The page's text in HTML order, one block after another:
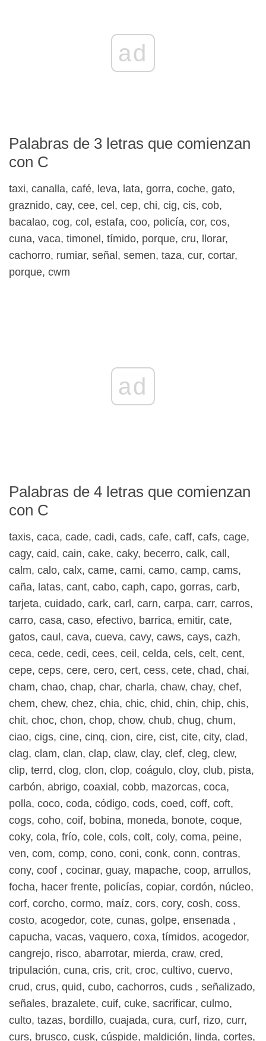
ad
Palabras de 3 letras que comienzan
con C
taxi, canalla, café, leva, lata, gorra, coche, gato,
graznido, cay, cee, cel, cep, chi, cig, cis, cob,
bacalao, cog, col, estafa, coo, policía, cor, cos,
cuna, vaca, timonel, tímido, porque, cru, llorar,
cachorro, rumiar, señal, semen, taza, cur, cortar,
porque, cwm
ad
Palabras de 4 letras que comienzan
con C
taxis, caca, cade, cadi, cads, cafe, caff, cafs, cage,
cagy, caid, cain, cake, caky, becerro, calk, call,
calm, calo, calx, came, cami, camo, camp, cams,
caña, latas, cant, cabo, caph, capo, gorras, carb,
tarjeta, cuidado, cark, carl, carn, carpa, carr, carros,
carro, casa, caso, efectivo, barrica, emitir, cate,
gatos, caul, cava, cueva, cavy, caws, cays, cazh,
ceca, cede, cedi, cees, ceil, celda, cels, celt, cent,
cepe, ceps, cere, cero, cert, cess, cete, chad, chai,
cham, chao, chap, char, charla, chaw, chay, chef,
chem, chew, chez, chia, chic, chid, chin, chip, chis,
chit, choc, chon, chop, chow, chub, chug, chum,
ciao, cigs, cine, cinq, cion, cire, cist, cite, city, clad,
clag, clam, clan, clap, claw, clay, clef, cleg, clew,
clip, terrd, clog, clon, clop, coágulo, cloy, club, pista,
carbón, abrigo, coaxial, cobb, mazorcas, coca,
polla, coco, coda, código, cods, coed, coff, coft,
cogs, coho, coif, bobina, moneda, bonote, coque,
coky, cola, frío, cole, cols, colt, coly, coma, peine,
ven, com, comp, cono, coni, conk, conn, contras,
cony, coof , cocinar, guay, mapache, coop, arrullos,
focha, hacer frente, policías, copiar, cordón, núcleo,
corf, corcho, cormo, maíz, cors, cory, cosh, coss,
costo, acogedor, cote, cunas, golpe, ensenada ,
capucha, vacas, vaquero, coxa, tímidos, acogedor,
cangrejo, risco, abarrotar, mierda, craw, cred,
tripulación, cuna, cris, crit, croc, cultivo, cuervo,
crud, crus, quid, cubo, cachorros, cuds , señalizado,
señales, brazalete, cuif, cuke, sacrificar, culmo,
culto, tazas, bordillo, cuajada, cura, curf, rizo, curr,
curs, brusco, cusk, cúspide, maldición, linda, cortes,